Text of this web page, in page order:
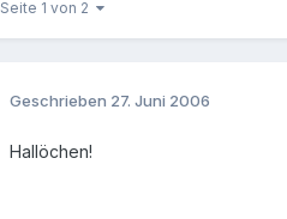
Seite 1 von 2
Geschrieben 27. Juni 2006
Hallöchen!